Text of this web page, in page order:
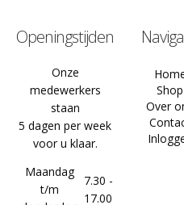
Openingstijden
Onze
medewerkers
staan
5 dagen per week
voor u klaar.
Maandag
t/m
7.30 -
17.00
Shop
Over